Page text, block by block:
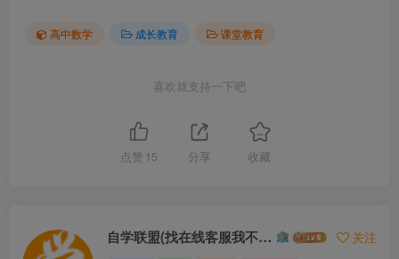
高中数学 成长教育 课堂教育
喜欢就支持一下吧
点赞 15 分享 收藏
自学联盟(找在线客服我不回信息的) 关注